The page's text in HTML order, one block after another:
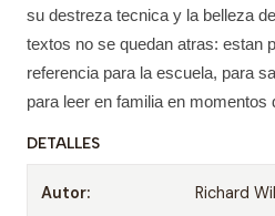
su destreza tecnica y la belleza
textos no se quedan atras: estan
referencia para la escuela, para
para leer en familia en momentos
DETALLES
Autor: Richard